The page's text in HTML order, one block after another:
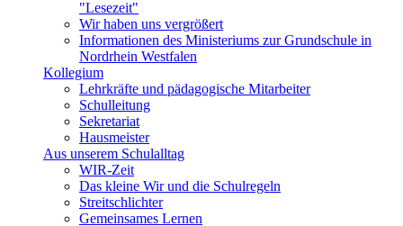
"Lesezeit"
Wir haben uns vergrößert
Informationen des Ministeriums zur Grundschule in
Nordrhein Westfalen
Kollegium
Lehrkräfte und pädagogische Mitarbeiter
Schulleitung
Sekretariat
Hausmeister
Aus unserem Schulalltag
WIR-Zeit
Das kleine Wir und die Schulregeln
Streitschlichter
Gemeinsames Lernen